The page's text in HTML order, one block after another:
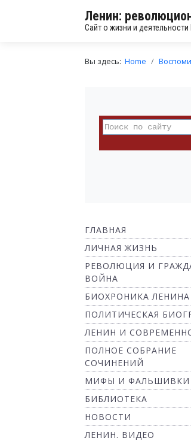
Ленин:
Сайт о жизни и деятельности
Вы здесь: Home
ГЛАВНАЯ
ЛИЧНАЯ ЖИЗНЬ
РЕВОЛЮЦИЯ И
ВОЙНА
БИОХРОНИКА ЛЕНИНА
ПОЛИТИЧЕСКАЯ
ЛЕНИН И
ПОЛНОЕ СОБРАНИЕ
СОЧИНЕНИЙ
МИФЫ И ФАЛЬШИВКИ
БИБЛИОТЕКА
НОВОСТИ
ЛЕНИН. ВИДЕО